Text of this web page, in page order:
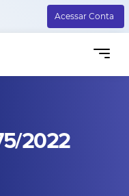
Acessar Conta
2022